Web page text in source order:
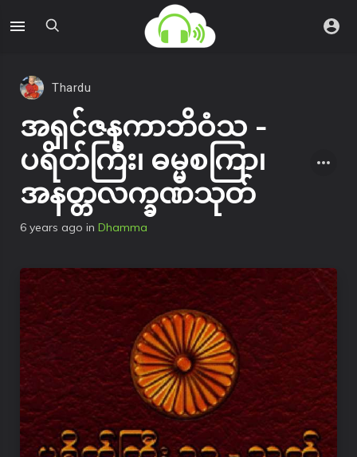
Thardu
အရှင်ဇနကာဘိဝံသ -
ပရိတ်ကြီး၊ ဓမ္မစကြာ၊
အနတ္တလက္ခဏသုတ်
6 years ago in Dhamma